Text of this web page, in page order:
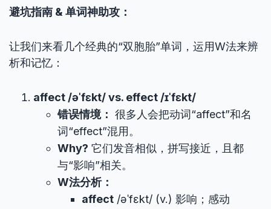
避坑指南 & 单词神助攻：
让我们来看几个经典的“双胞胎”单词，运用W法来辨
析和记忆：
affect /əˈfɛkt/ vs. effect /ɪˈfɛkt/
错误情境： 很多人会把动词“affect”和名
词“effect”混用。
Why? 它们发音相似，拼写接近，且都
与“影响”相关。
W法分析：
affect /əˈfɛkt/ (v.) 影响；感动